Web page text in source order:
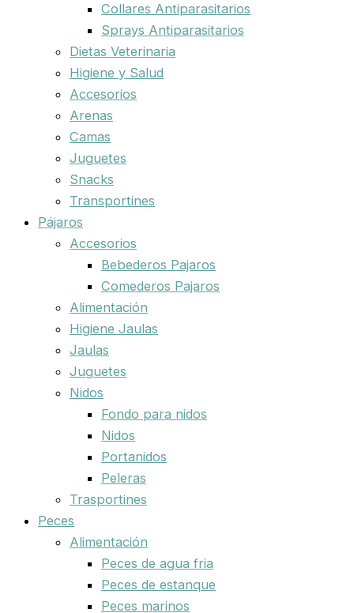
Collares Antiparasitarios
Sprays Antiparasitarios
Dietas Veterinaria
Higiene y Salud
Accesorios
Arenas
Camas
Juguetes
Snacks
Transportines
Pájaros
Accesorios
Bebederos Pajaros
Comederos Pajaros
Alimentación
Higiene Jaulas
Jaulas
Juguetes
Nidos
Fondo para nidos
Nidos
Portanidos
Peleras
Trasportines
Peces
Alimentación
Peces de agua fria
Peces de estanque
Peces marinos